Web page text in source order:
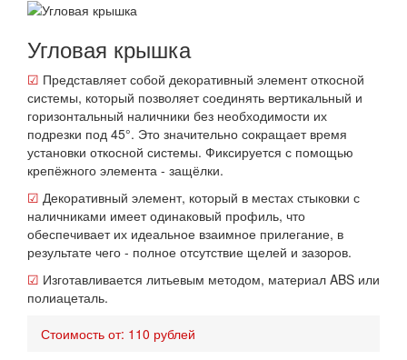
Угловая крышка
☑ Представляет собой декоративный элемент откосной
системы, который позволяет соединять вертикальный и
горизонтальный наличники без необходимости их
подрезки под 45°. Это значительно сокращает время
установки откосной системы. Фиксируется с помощью
крепёжного элемента - защёлки.
☑ Декоративный элемент, который в местах стыковки с
наличниками имеет одинаковый профиль, что
обеспечивает их идеальное взаимное прилегание, в
результате чего - полное отсутствие щелей и зазоров.
☑ Изготавливается литьевым методом, материал ABS или
полиацеталь.
Стоимость от: 110 рублей